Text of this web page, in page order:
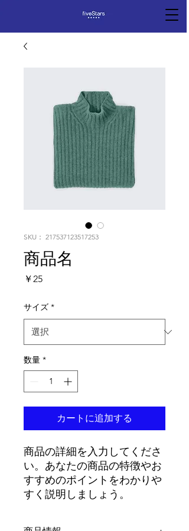
SKU： 217537123517253
商品名
￥25価
サイズ *
数量 *
カートに追加する
商品の詳細を入力してくださ
い。あなたの商品の特徴やお
すすめのポイントをわかりや
すく説明しましょう。